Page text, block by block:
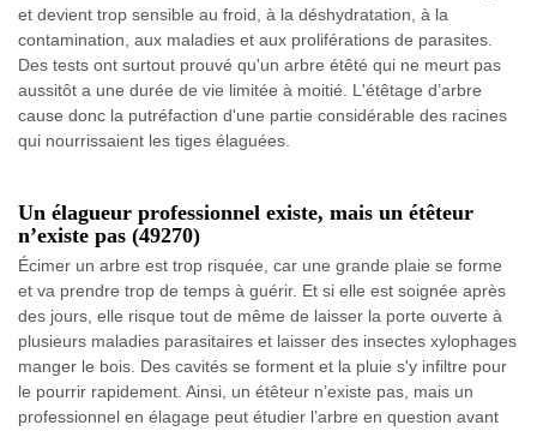
et devient trop sensible au froid, à la déshydratation, à la
contamination, aux maladies et aux proliférations de parasites.
Des tests ont surtout prouvé qu'un arbre étêté qui ne meurt pas
aussitôt a une durée de vie limitée à moitié. L'étêtage d’arbre
cause donc la putréfaction d'une partie considérable des racines
qui nourrissaient les tiges élaguées.
Un élagueur professionnel existe, mais un étêteur
n’existe pas (49270)
Écimer un arbre est trop risquée, car une grande plaie se forme
et va prendre trop de temps à guérir. Et si elle est soignée après
des jours, elle risque tout de même de laisser la porte ouverte à
plusieurs maladies parasitaires et laisser des insectes xylophages
manger le bois. Des cavités se forment et la pluie s'y infiltre pour
le pourrir rapidement. Ainsi, un étêteur n’existe pas, mais un
professionnel en élagage peut étudier l’arbre en question avant